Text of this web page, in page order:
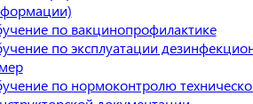
по вакцинопрофилактике
по эксплуатации
по нормоконтролю